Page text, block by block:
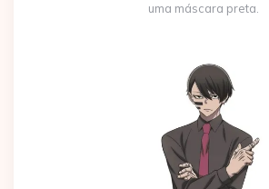
uma máscara preta.